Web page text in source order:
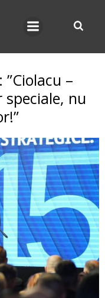
”Ciolacu –
nu